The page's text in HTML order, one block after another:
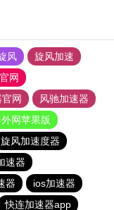
风
旋风加速
网
网
风驰加速器
网苹果版
旋风加速度器
速器
器
ios加速器
快连加速器app